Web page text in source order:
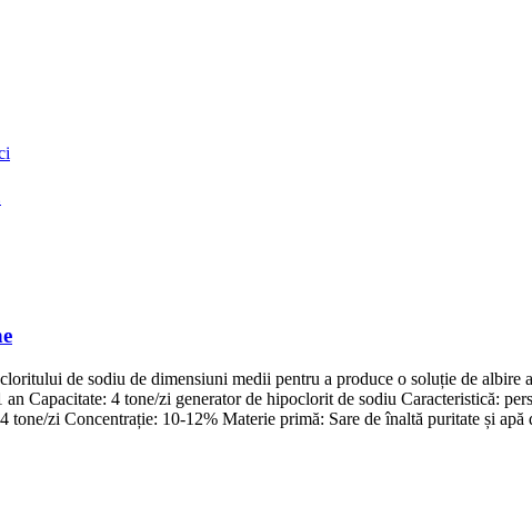
de sodiu de dimensiuni medii pentru a produce o soluție de
Capacitate: 4 tone/zi generator de hipoclorit de sodiu Caracteristică:
zi Concentrație: 10-12% Materie primă: Sare de înaltă puritate și